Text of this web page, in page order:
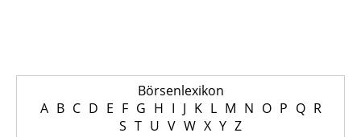
Börsenlexikon
A B C D E F G H I J K L M N O P Q R
S T U V W X Y Z